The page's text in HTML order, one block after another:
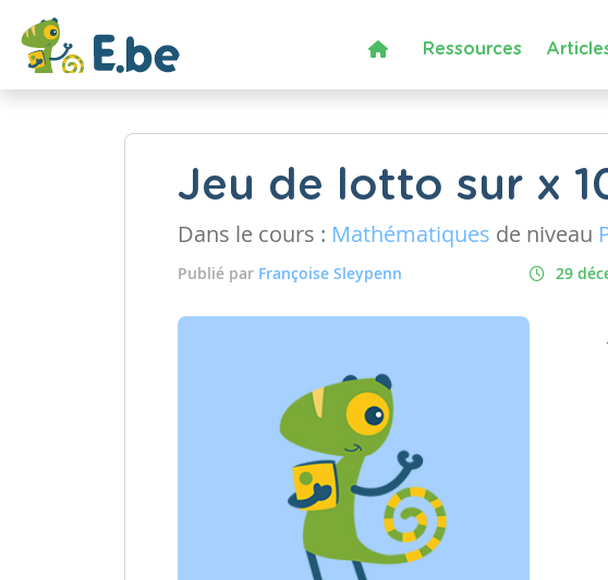
Ressources
Jeu de lotto sur x
Dans le cours : Mathématiques de niveau
Publié par Françoise Sleypenn 29